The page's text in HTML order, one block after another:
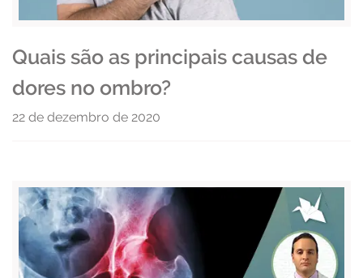
Quais são as principais causas de
dores no ombro?
22 de dezembro de 2020